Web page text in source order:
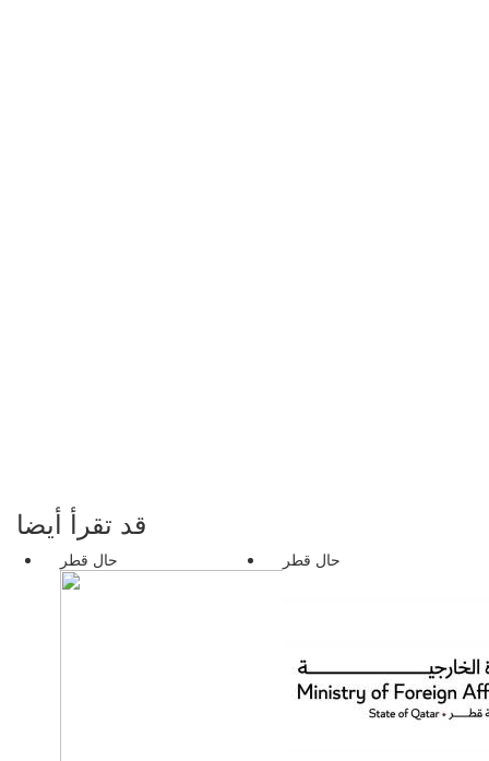
قد تقرأ أيضا
حال قطر حال قطر